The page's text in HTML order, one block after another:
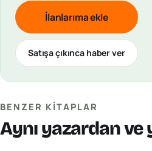
İlanlarıma ekle
Satışa çıkınca haber ver
BENZER KITAPLAR
Aynı yazardan ve